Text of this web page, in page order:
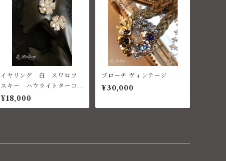
イヤリング 白 スワロフ
スキー ハウライトターコ
イズ
¥18,000
ブローチ ヴィンテージ
¥30,000